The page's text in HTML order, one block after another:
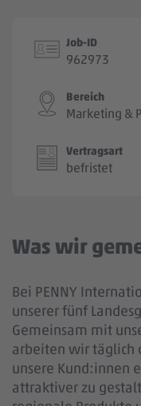
Job-ID
962973
Bereich
Marketing &
Vertragsart
befristet
Was wir
Bei PENNY
unserer fünf
Gemeinsam mit
arbeiten wir täglich
unsere Kund:innen
attraktiver zu